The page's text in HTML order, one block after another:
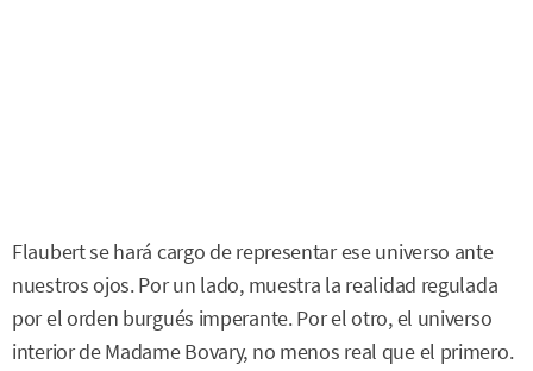
Flaubert se hará cargo de representar ese universo ante
nuestros ojos. Por un lado, muestra la realidad regulada
por el orden burgués imperante. Por el otro, el universo
interior de Madame Bovary, no menos real que el primero.